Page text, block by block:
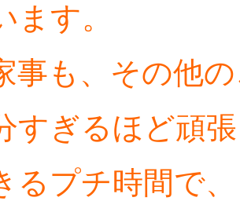
ます。
事も、その他
すぎるほど頑
るプチ時間で